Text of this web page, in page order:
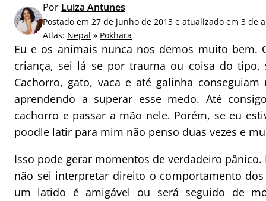
a
r
p
o
r
:
Por Luiza Antunes
Postado em 27 de junho de 2013 e atualizado em 3 de
Atlas: Nepal » Pokhara
Eu e os animais nunca nos demos muito bem.
criança, sei lá se por trauma ou coisa do tipo,
Cachorro, gato, vaca e até galinha
aprendendo a superar esse medo. Até
cachorro e passar a mão nele. Porém, se eu
poodle latir para mim não penso duas vezes e
Isso pode gerar momentos de verdadeiro
não sei interpretar direito o comportamento
um latido é amigável ou será seguido de